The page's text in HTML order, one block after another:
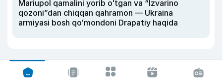
Mariupol qamalini yorib oʻtgan va “Izvarino
qozoni”dan chiqqan qahramon — Ukraina
armiyasi bosh qoʻmondoni Drapatiy haqida